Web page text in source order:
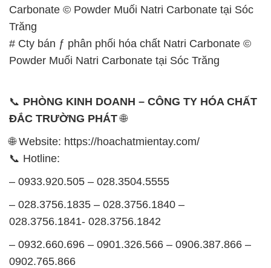
Carbonate © Powder Muối Natri Carbonate tại Sóc
Trăng
# Cty bán ƒ phân phối hóa chất Natri Carbonate ©
Powder Muối Natri Carbonate tại Sóc Trăng
📞 PHÒNG KINH DOANH – CÔNG TY HÓA CHẤT
ĐẮC TRƯỜNG PHÁT🌐
🌐 Website: https://hoachatmientay.com/
📞 Hotline:
– 0933.920.505 – 028.3504.5555
– 028.3756.1835 – 028.3756.1840 –
028.3756.1841- 028.3756.1842
– 0932.660.696 – 0901.326.566 – 0906.387.866 –
0902.765.866